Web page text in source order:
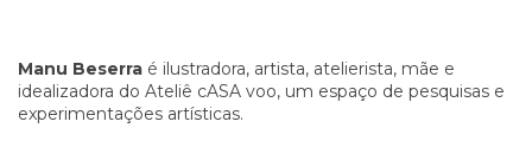
Manu Beserra é ilustradora, artista, atelierista, mãe e
idealizadora do Ateliê cASA voo, um espaço de pesquisas e
experimentações artísticas.